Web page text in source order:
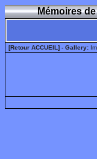
Mémoires
[Retour ACCUEIL] - Gallery: